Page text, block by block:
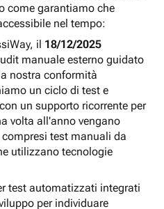
come garantiamo che
nel tempo:
il 18/12/2025
manuale esterno guidato
nostra conformità
un ciclo di test e
un supporto ricorrente per
volta all'anno vengano
test manuali da
utilizzano tecnologie
test automatizzati integrati
per individuare